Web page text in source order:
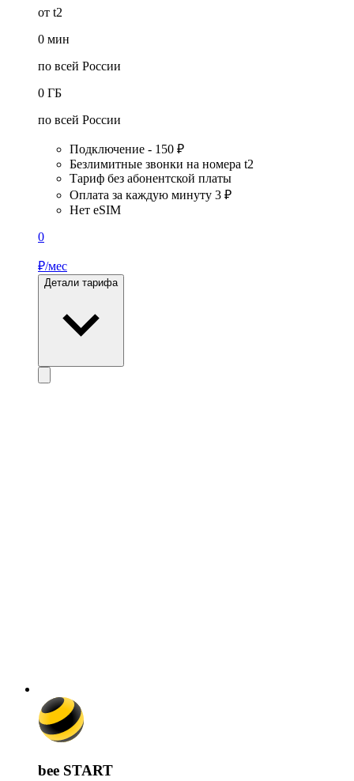
от t2
0 мин
по всей России
0 ГБ
по всей России
Подключение - 150 ₽
Безлимитные звонки на номера t2
Тариф без абонентской платы
Оплата за каждую минуту 3 ₽
Нет eSIM
0
₽/мес
Детали тарифа
bee START